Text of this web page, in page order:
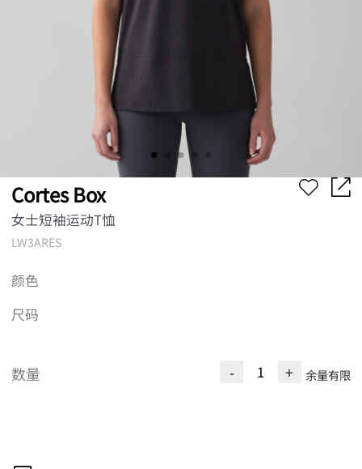
Cortes Box
女士短袖运动T恤
LW3ARES
颜色
尺码
数量 - + 余量有限